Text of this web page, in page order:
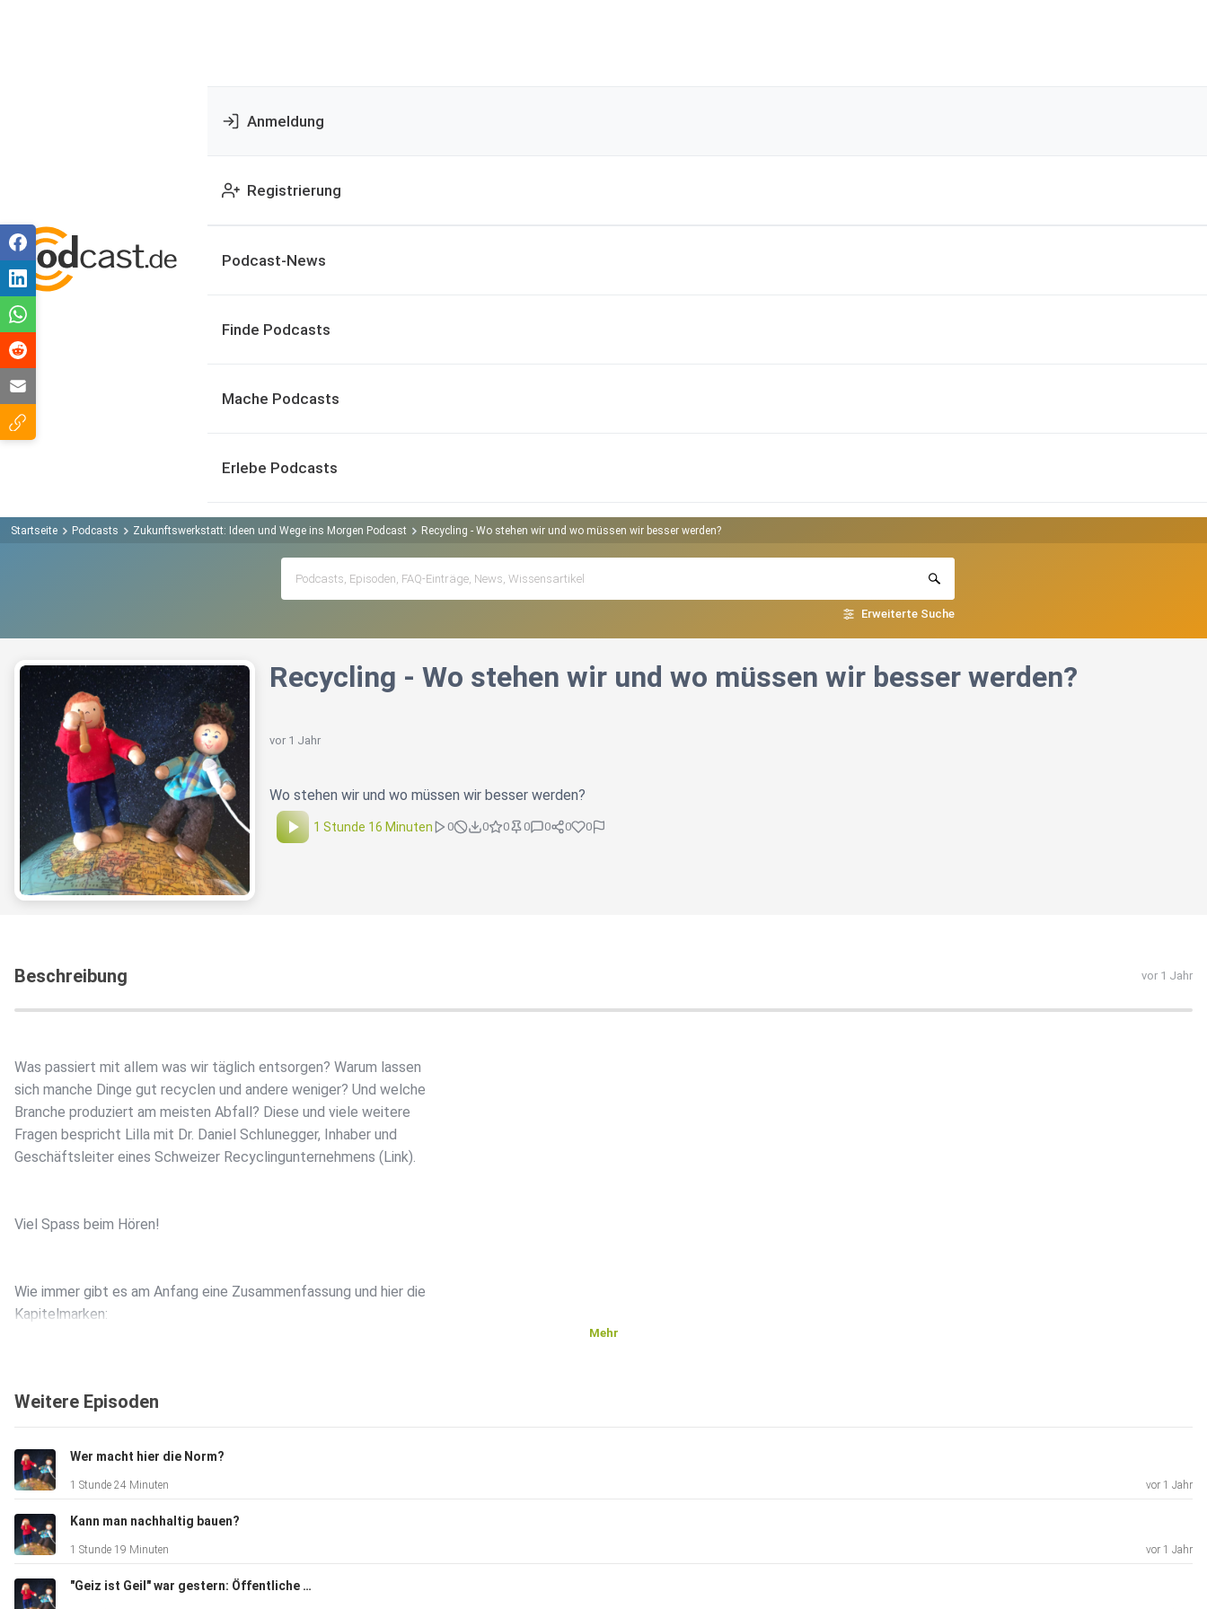
Anmeldung
Registrierung
Podcast-News
Finde Podcasts
Mache Podcasts
Erlebe Podcasts
Startseite Podcasts Zukunftswerkstatt: Ideen und Wege ins Morgen Podcast Recycling - Wo stehen wir und wo müssen wir besser werden?
Erweiterte Suche
Recycling - Wo stehen wir und wo müssen wir besser werden?
vor 1 Jahr
Wo stehen wir und wo müssen wir besser werden?
1 Stunde 16 Minuten 0 0 0 0 0 0 0
Beschreibung vor 1 Jahr
Was passiert mit allem was wir täglich entsorgen? Warum lassen
sich manche Dinge gut recyclen und andere weniger? Und welche
Branche produziert am meisten Abfall? Diese und viele weitere
Fragen bespricht Lilla mit Dr. Daniel Schlunegger, Inhaber und
Geschäftsleiter eines Schweizer Recyclingunternehmens (Link).
Viel Spass beim Hören!
Wie immer gibt es am Anfang eine Zusammenfassung und hier die
Kapitelmarken:
00:05:23 Wer ist Daniel Schlunegger und was macht er?
00:06:55 Was passiert mit unserem (Schweizer) Müll?
00:12:20 Wird man irgendwann alles recyclen, auch
Mehr
Weitere Episoden
Wer macht hier die Norm?
1 Stunde 24 Minuten vor 1 Jahr
Kann man nachhaltig bauen?
1 Stunde 19 Minuten vor 1 Jahr
"Geiz ist Geil" war gestern: Öffentliche Beschaffung als Hebel für Nachhaltigkeit